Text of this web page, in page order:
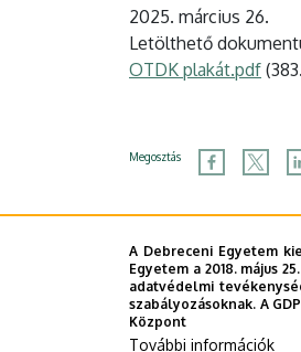
2025. március 26.
Letölthető
Dokumentum
OTDK plakát.pdf
Megosztás
A Debreceni Egyetem
Egyetem a 2018. május
adatvédelmi
szabályozásoknak. A
Központ
További információk